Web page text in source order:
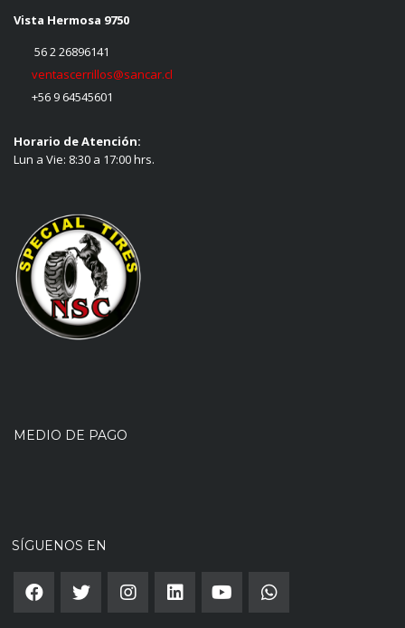
Vista Hermosa 9750
56 2 26896141
ventascerrillos@sancar.cl
+56 9 64545601
Horario de Atención:
Lun a Vie: 8:30 a 17:00 hrs.
MEDIO DE PAGO
SÍGUENOS EN